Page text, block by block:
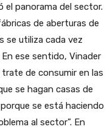
el panorama del sector.
de aberturas de
se utiliza cada vez
ese sentido, Vinader
de consumir en las
se hagan casas de
se está haciendo
al sector”. En